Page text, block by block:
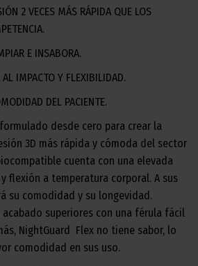
2 VECES MÁS RÁPIDA QUE LOS
E INSABORA.
IMPACTO Y FLEXIBILIDAD.
DEL PACIENTE.
desde cero para crear la
3D más rápida y cómoda del sector
cuenta con una elevada
flexión a temperatura corporal. A sus
su comodidad y su longevidad.
acabado superiores con una férula fácil
NightGuard Flex no tiene sabor, lo
comodidad en sus uso.